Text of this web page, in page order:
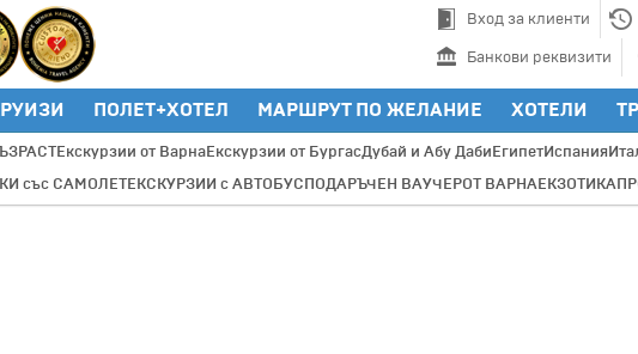
Вход за клиенти
Банкови реквизити
ПОЛЕТ+ХОТЕЛ МАРШРУТ ПО ЖЕЛАНИЕ ХОТЕЛИ
Екскурзии от ВарнаЕкскурзии от БургасДубай и Абу ДабиЕгипетИспания
със САМОЛЕТЕКСКУРЗИИ с АВТОБУСПОДАРЪЧЕН ВАУЧЕРОТ ВАРНАЕКЗОТИКА